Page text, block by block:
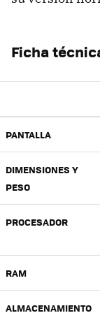
Ficha
PANTALLA
DIMENSIONES Y
PESO
PROCESADOR
RAM
ALMACENAMIENTO